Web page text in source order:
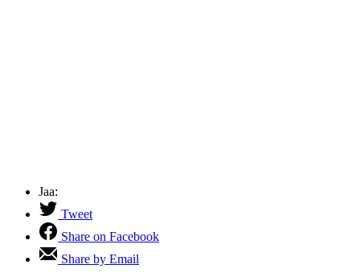
Jaa:
Tweet
Share on Facebook
Share by Email